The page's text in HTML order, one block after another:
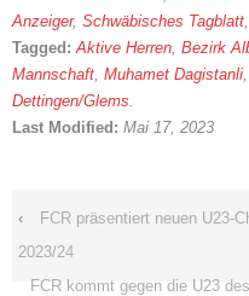
Anzeiger, Schwäbisches Tagblatt
Tagged: Aktive Herren Bezirk
Mannschaft Muhamet Dagistanli
Dettingen/Glems
Last Modified: Mai 17, 2023
‹
FCR präsentiert neuen U23-
2023/24
FCR kommt gegen die U23